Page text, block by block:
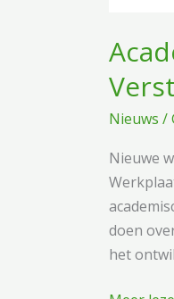
Nieuws /
Nieuwe
doen
het